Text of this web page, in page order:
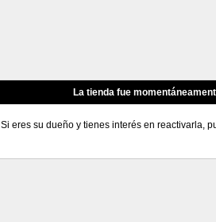
La tienda fue
Si eres su dueño y tienes interés en reactivarla,